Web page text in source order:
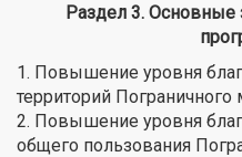
Раздел 3. Основные
1. Повышение уровня
территорий Пограничного
2. Повышение уровня
общего пользования